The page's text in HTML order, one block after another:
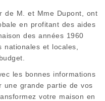
de M. et Mme Dupont, ont
en profitant des aides
des années 1960
nationales et locales,
les bonnes informations
une grande partie de vos
votre maison en